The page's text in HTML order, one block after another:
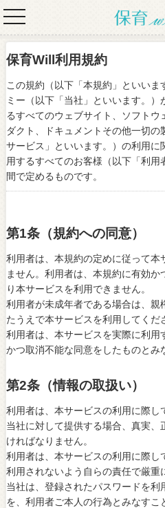
保育Will利用規約
この規約（以下「本規約」といい
ミー（以下「当社」といいます。
るすべてのウェブサイト、ソフトウ
ダクト、ドキュメントその他一切
サービス」といいます。）の利用に
用するすべてのお客様（以下「利
間で定めるものです。
第1条（規約への同意）
利用者は、本規約の定めに従って本
ません。利用者は、本規約に有効
り本サービスを利用できません。
利用者が未成年者である場合は、
たうえで本サービスを利用してくだ
利用者は、本サービスを実際に利用
かつ取消不能な同意をしたものとみ
第2条（情報の取扱い）
利用者は、本サービスの利用に際し
当社に対して提供する場合、真実
ければなりません。
利用者は、本サービスの利用に際し
利用されないよう自らの責任で厳重
当社は、登録されたパスワードを利
を、利用者ご本人の行為とみなすこ
toggle